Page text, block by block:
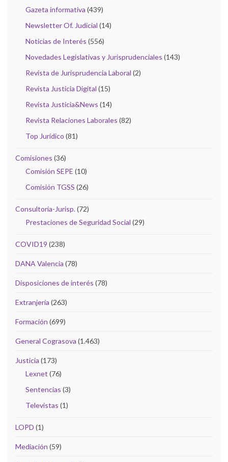
Gazeta informativa (439)
Newsletter Of. Judicial (14)
Noticias de Interés (556)
Novedades Legislativas y Jurisprudenciales (143)
Revista de Jurisprudencia Laboral (2)
Revista Justicia Digital (15)
Revista Justicia&News (14)
Revista Relaciones Laborales (82)
Top Jurídico (81)
Comisiones (36)
Comisión SEPE (10)
Comisión TGSS (26)
Consultoría-Jurisp.(72)
Prestaciones de Seguridad Social (29)
COVID19 (238)
DANA Valencia (78)
Disposiciones de interés (78)
Extranjería (263)
Formación (699)
General Cograsova (1.463)
Justicia (173)
Lexnet (76)
Sentencias (3)
Televistas (1)
LOPD (1)
Mediación (59)